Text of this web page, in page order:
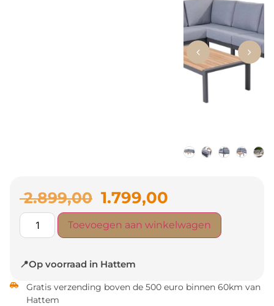
2.899,00 1.799,00
Toevoegen aan winkelwagen
📍Op voorraad in Hattem
Gratis verzending boven de 500 euro binnen 60km van
Hattem